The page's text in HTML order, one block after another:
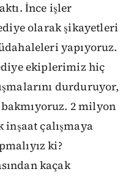
İnce işler
olarak şikayetleri
yapıyoruz.
ekiplerimiz hiç
durduruyor,
2 milyon
inşaat çalışmaya
ki?
kaçak